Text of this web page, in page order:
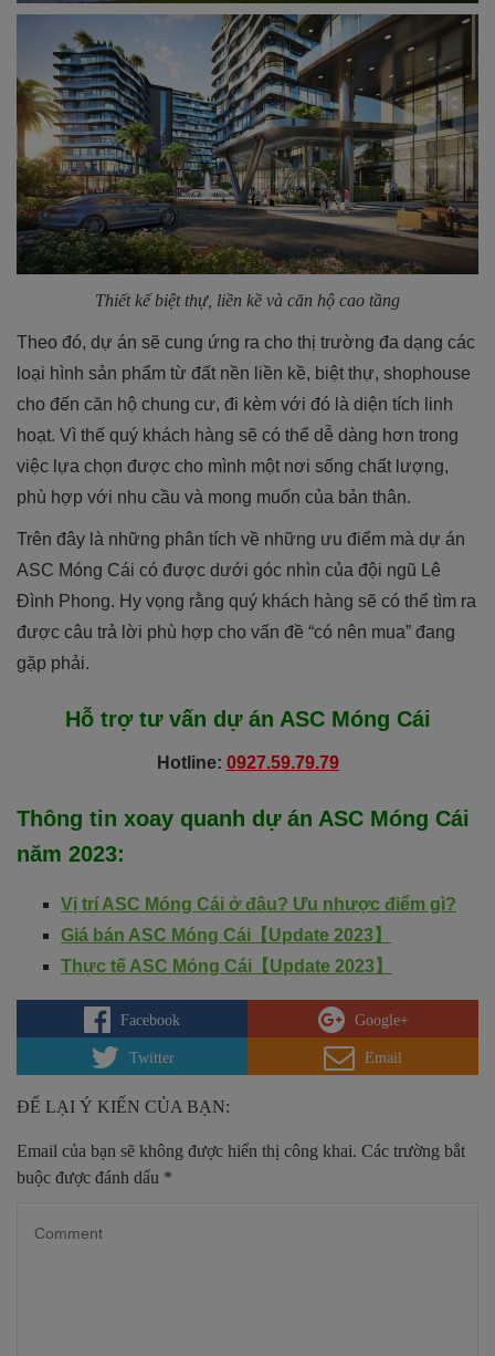
Thiết kế biệt thự, liền kề và căn hộ cao tầng
Theo đó, dự án sẽ cung ứng ra cho thị trường đa dạng các
loại hình sản phẩm từ đất nền liền kề, biệt thự, shophouse
cho đến căn hộ chung cư, đi kèm với đó là diện tích linh
hoạt. Vì thế quý khách hàng sẽ có thể dễ dàng hơn trong
việc lựa chọn được cho mình một nơi sống chất lượng,
phù hợp với nhu cầu và mong muốn của bản thân.
Trên đây là những phân tích về những ưu điểm mà dự án
ASC Móng Cái có được dưới góc nhìn của đội ngũ Lê
Đình Phong. Hy vọng rằng quý khách hàng sẽ có thể tìm ra
được câu trả lời phù hợp cho vấn đề “có nên mua” đang
gặp phải.
Hỗ trợ tư vấn dự án ASC Móng Cái
Hotline: 0927.59.79.79
Thông tin xoay quanh dự án ASC Móng Cái
năm 2023:
Vị trí ASC Móng Cái ở đâu? Ưu nhược điểm gì?
Giá bán ASC Móng Cái 【Update 2023】
Thực tế ASC Móng Cái 【Update 2023】
Facebook Google+
Twitter Email
ĐỂ LẠI Ý KIẾN CỦA BẠN:
Email của bạn sẽ không được hiển thị công khai. Các trường bắt
buộc được đánh dấu *